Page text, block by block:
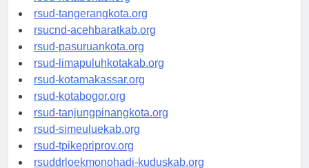
rsud-kotabekasi.org
rsud-tangerangkota.org
rsucnd-acehbaratkab.org
rsud-pasuruankota.org
rsud-limapuluhkotakab.org
rsud-kotamakassar.org
rsud-kotabogor.org
rsud-tanjungpinangkota.org
rsud-simeuluekab.org
rsud-tpikepriprov.org